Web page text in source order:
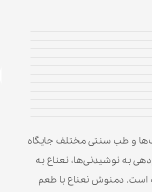
و طب سنتی مختلف جایگاه
به نوشیدنی‌ها، نعناع به
است. دمنوش نعناع با طعم